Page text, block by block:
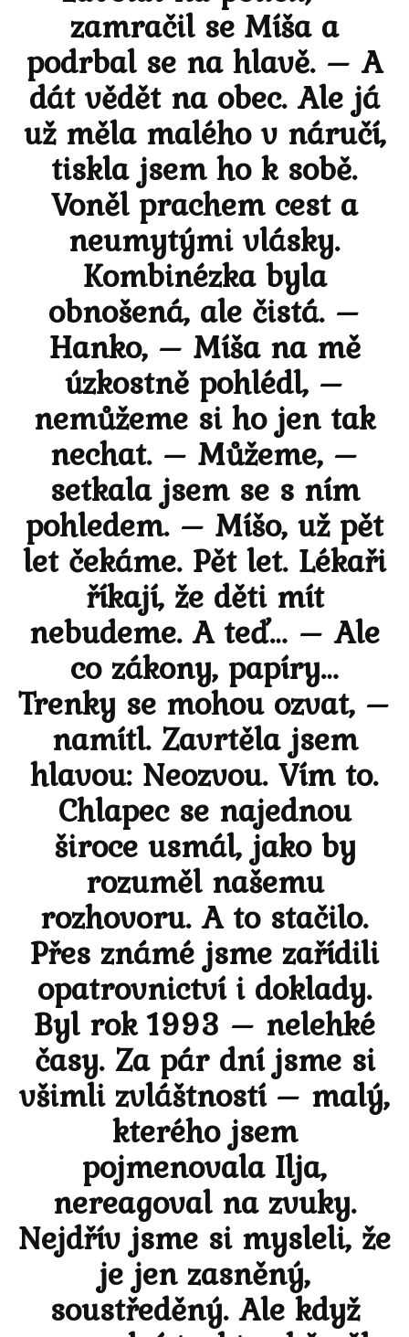
zamračil se Míša a
podrbal se na hlavě. – A
dát vědět na obec. Ale já
už měla malého v náručí,
tiskla jsem ho k sobě.
Voněl prachem cest a
neumytými vlásky.
Kombinézka byla
obnošená, ale čistá. –
Hanko, – Míša na mě
úzkostně pohlédl, –
nemůžeme si ho jen tak
nechat. – Můžeme, –
setkala jsem se s ním
pohledem. – Míšo, už pět
let čekáme. Pět let. Lékaři
říkají, že děti mít
nebudeme. A teď… – Ale
co zákony, papíry…
Trenky se mohou ozvat, –
namítl. Zavrtěla jsem
hlavou: Neozvou. Vím to.
Chlapec se najednou
široce usmál, jako by
rozuměl našemu
rozhovoru. A to stačilo.
Přes známé jsme zařídili
opatrovnictví i doklady.
Byl rok 1993 – nelehké
časy. Za pár dní jsme si
všimli zvláštností – malý,
kterého jsem
pojmenovala Ilja,
nereagoval na zvuky.
Nejdřív jsme si mysleli, že
je jen zasněný,
soustředěný. Ale když